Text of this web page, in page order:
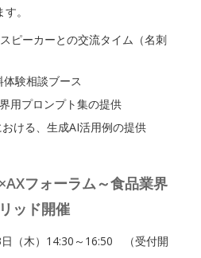
。
ピーカーとの交流タイム（名刺
体験相談ブース
用プロンプト集の提供
ける、生成AI活用例の提供
フォーラム～食品業界
ッド開催
（木）14:30～16:50 （受付開